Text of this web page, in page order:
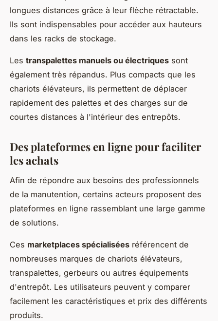
longues distances grâce à leur flèche rétractable.
Ils sont indispensables pour accéder aux hauteurs
dans les racks de stockage.
Les transpalettes manuels ou électriques sont
également très répandus. Plus compacts que les
chariots élévateurs, ils permettent de déplacer
rapidement des palettes et des charges sur de
courtes distances à l'intérieur des entrepôts.
Des plateformes en ligne pour faciliter
les achats
Afin de répondre aux besoins des professionnels
de la manutention, certains acteurs proposent des
plateformes en ligne rassemblant une large gamme
de solutions.
Ces marketplaces spécialisées référencent de
nombreuses marques de chariots élévateurs,
transpalettes, gerbeurs ou autres équipements
d'entrepôt. Les utilisateurs peuvent y comparer
facilement les caractéristiques et prix des différents
produits.